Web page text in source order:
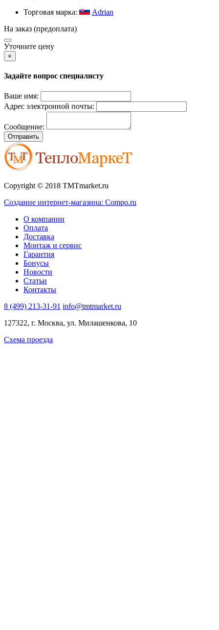
Торговая марка:
Adrian
На заказ (предоплата)
Уточните цену
×
Задайте вопрос специалисту
Ваше имя:
Адрес электронной почты:
Сообщение:
Отправить
Copyright © 2018 TMTmarket.ru
Создание интернет-магазина: Compo.ru
О компании
Оплата
Доставка
Монтаж и сервис
Гарантия
Бонусы
Новости
Статьи
Контакты
8 (499) 213-31-91 info@tmtmarket.ru
127322, г. Москва, ул. Милашенкова, 10
Схема проезда